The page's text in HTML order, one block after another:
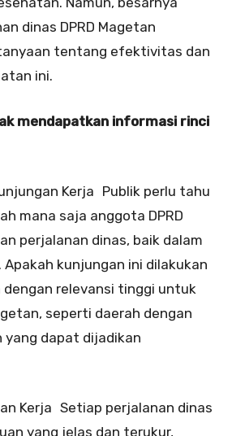
dinas DPRD Magetan
tentang efektivitas dan
ini.
mendapatkan informasi rinci
Kerja Publik perlu tahu
mana saja anggota DPRD
perjalanan dinas, baik dalam
kunjungan ini dilakukan
relevansi tinggi untuk
seperti daerah dengan
yang dapat dijadikan
Kerja Setiap perjalanan dinas
yang jelas dan terukur,